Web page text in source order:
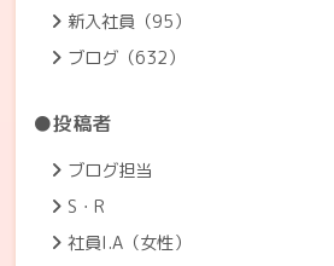
新入社員（95）
ブログ（632）
●投稿者
ブログ担当
S・R
社員I.A（女性）